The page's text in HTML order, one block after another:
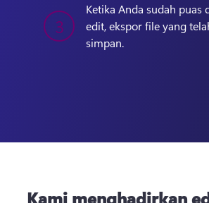
3
Ketika Anda sudah puas
edit, ekspor file yang
simpan.
Kami menghadirkan